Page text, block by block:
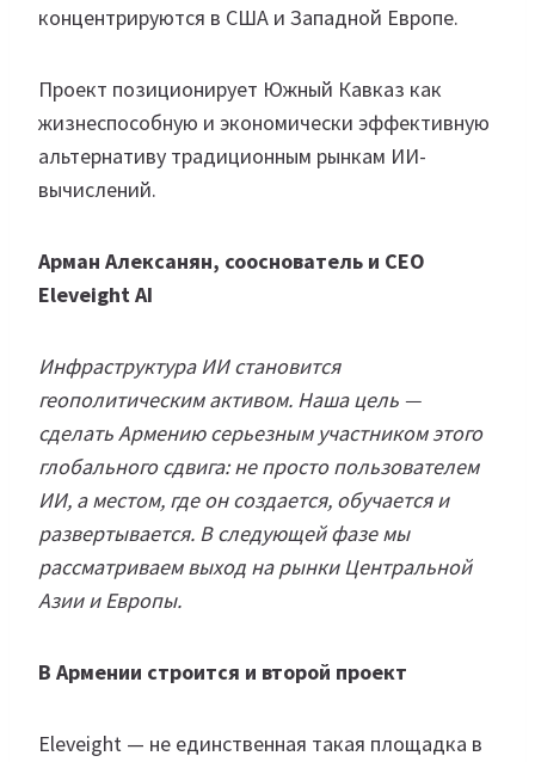
концентрируются в США и Западной Европе.
Проект позиционирует Южный Кавказ как
жизнеспособную и экономически эффективную
альтернативу традиционным рынкам ИИ-
вычислений.
Арман Алексанян, сооснователь и CEO
Eleveight AI
Инфраструктура ИИ становится
геополитическим активом. Наша цель —
сделать Армению серьезным участником этого
глобального сдвига: не просто пользователем
ИИ, а местом, где он создается, обучается и
развертывается. В следующей фазе мы
рассматриваем выход на рынки Центральной
Азии и Европы.
В Армении строится и второй проект
Eleveight — не единственная такая площадка в